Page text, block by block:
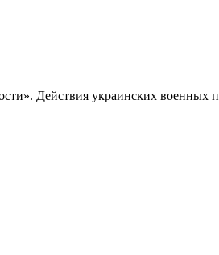
Действия украинских военных